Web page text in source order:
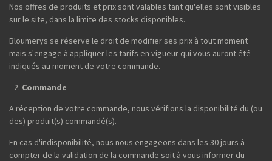
Nos offres de produits et prix sont valables tant qu'elles sont visibles
sur le site, dans la limite des stocks disponibles.
Bloumerys se réserve le droit de modifier ses prix à tout moment
mais s'engage à appliquer les tarifs en vigueur qui vous auront été
indiqués au moment de votre commande.
Commande
A réception de votre commande, nous vérifions la disponibilité du (ou
des) produit(s) commandé(s).
En cas d'indisponibilité, nous nous engageons dans les 30 jours à
compter de la validation de la commande soit à vous informer du